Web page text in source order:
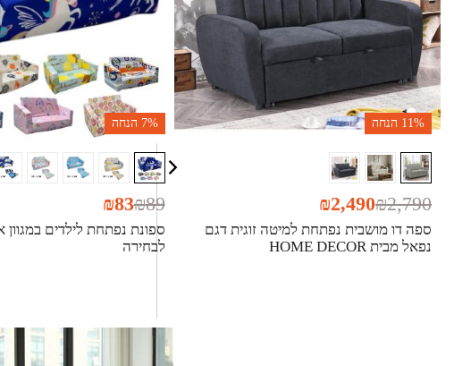
11% הנחה
ספה דו מושבית נפתחת למיטה זוגית דגם
נפאל מבית HOME DECOR
₪2,790
₪2,490
7% הנחה
ספונת נפתחת לילדים במגוון
לבחירה
₪89
₪83